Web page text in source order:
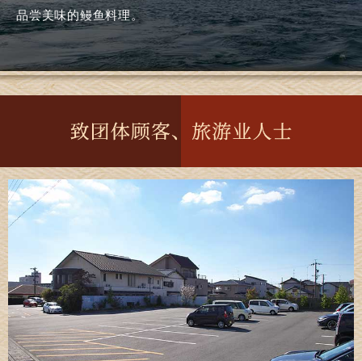
品尝美味的鳗鱼料理。